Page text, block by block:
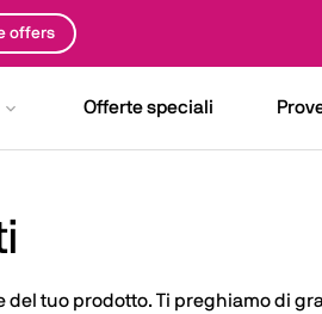
offers
Offerte speciali
del tuo prodotto. Ti preghiamo di